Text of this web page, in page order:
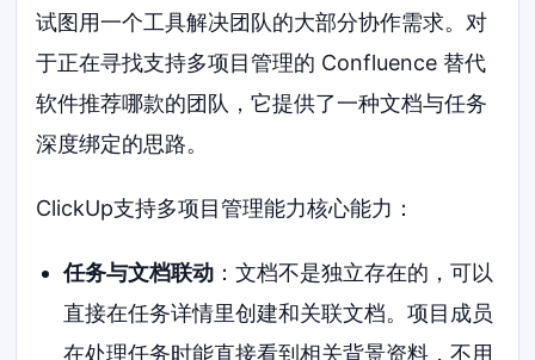
试图用一个工具解决团队的大部分协作需求。对
于正在寻找支持多项目管理的 Confluence 替代
软件推荐哪款的团队，它提供了一种文档与任务
深度绑定的思路。
ClickUp支持多项目管理能力核心能力：
任务与文档联动：文档不是独立存在的，可以
直接在任务详情里创建和关联文档。项目成员
在处理任务时能直接看到相关背景资料，不用